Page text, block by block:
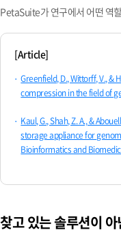
PetaSuite가 연구에서 어떤 역
[Article]
Greenfield, D., Wittorff, V., &
compression in the field of
Kaul, G., Shah, Z. A., &
storage appliance for
Bioinformatics and
찾고 있는 솔루션이